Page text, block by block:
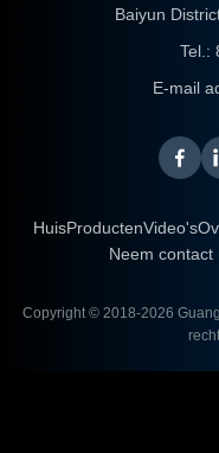
Baiyun
Tel.:
E-mail
HuisProductenVideo's
Neem contact
Copyright © 2018-2026